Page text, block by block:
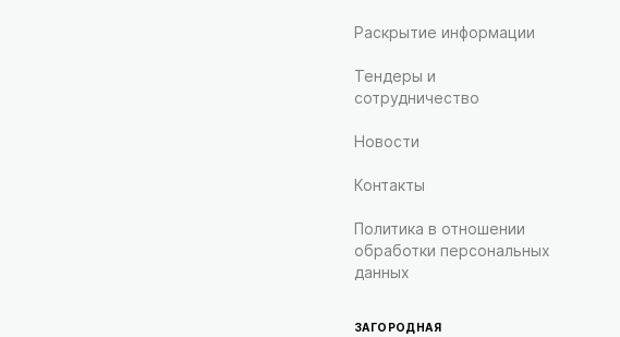
Раскрытие информации
Тендеры и
сотрудничество
Новости
Контакты
Политика в отношении
обработки персональных
данных
ЗАГОРОДНАЯ